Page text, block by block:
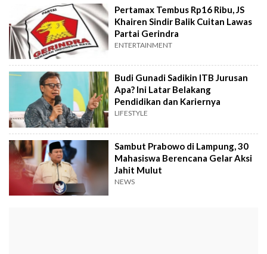
Pertamax Tembus Rp16 Ribu, JS
Khairen Sindir Balik Cuitan Lawas
Partai Gerindra
ENTERTAINMENT
Budi Gunadi Sadikin ITB Jurusan
Apa? Ini Latar Belakang
Pendidikan dan Kariernya
LIFESTYLE
Sambut Prabowo di Lampung, 30
Mahasiswa Berencana Gelar Aksi
Jahit Mulut
NEWS